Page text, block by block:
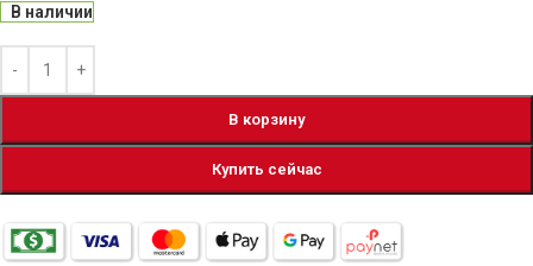
В наличии
В корзину
Купить сейчас